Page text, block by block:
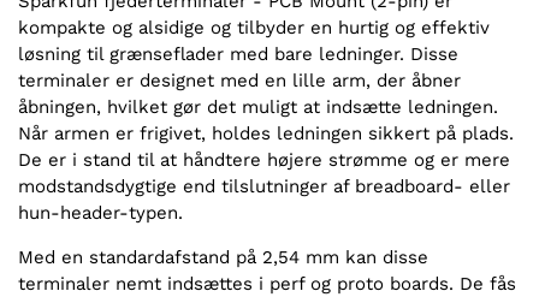
kompakte og alsidige og tilbyder en hurtig og effektiv
løsning til grænseflader med bare ledninger. Disse
terminaler er designet med en lille arm, der åbner
åbningen, hvilket gør det muligt at indsætte ledningen.
Når armen er frigivet, holdes ledningen sikkert på plads.
De er i stand til at håndtere højere strømme og er mere
modstandsdygtige end tilslutninger af breadboard- eller
hun-header-typen.
Med en standardafstand på 2,54 mm kan disse
terminaler nemt indsættes i perf og proto boards. De fås